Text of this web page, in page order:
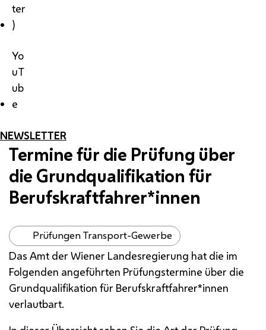
ter
)
Yo
uT
ub
e
NEWSLETTER
Termine für die Prüfung über
die Grundqualifikation für
Berufskraftfahrer*innen
Prüfungen Transport-Gewerbe
Das Amt der Wiener Landesregierung hat die im
Folgenden angeführten Prüfungstermine über die
Grundqualifikation für Berufskraftfahrer*innen
verlautbart.